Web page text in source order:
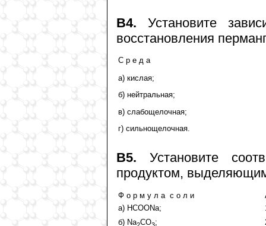
В4.Установите
восстановления
С р е д а
а) кислая;
б) нейтральная;
в) слабощелочная;
г) сильнощелочная.
В5. Установите
продуктом,
Ф о р м у л а с о л и
а) HCOONa;
б) Na2CO3;